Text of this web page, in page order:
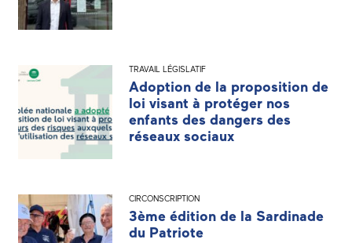
TRAVAIL LÉGISLATIF
Adoption de la proposition de
loi visant à protéger nos
enfants des dangers des
réseaux sociaux
CIRCONSCRIPTION
3ème édition de la Sardinade
du Patriote